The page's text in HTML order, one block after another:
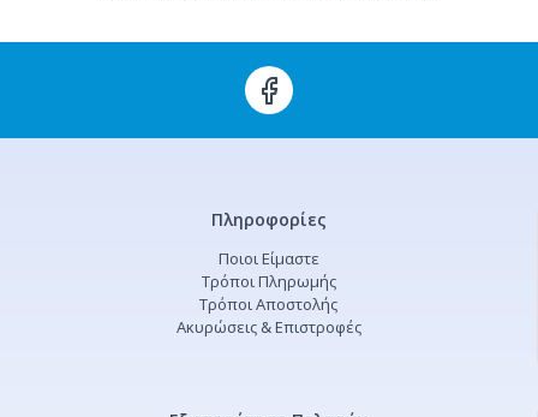
Πληροφορίες
Ποιοι Είμαστε
Τρόποι Πληρωμής
Τρόποι Αποστολής
Ακυρώσεις & Επιστροφές